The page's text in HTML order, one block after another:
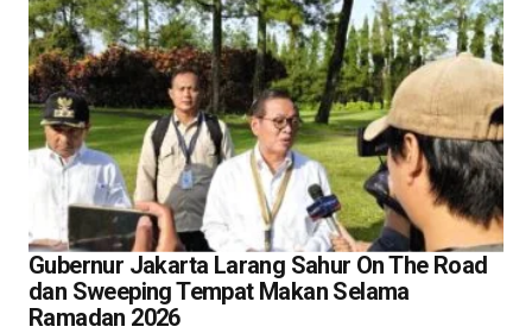
Gubernur Jakarta Larang Sahur On The Road
dan Sweeping Tempat Makan Selama
Ramadan 2026